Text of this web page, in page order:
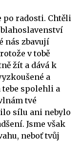
po radosti. Chtěli
nás zbavují
v tobě
žít a dává k
a
spolehli a
tvé
sílu ani nebylo
Jsme však
neboť tvůj